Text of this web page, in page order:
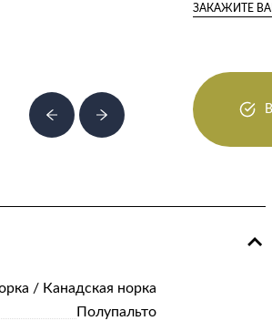
ЗАКАЖИТЕ
/ Канадская норка
Полупальто